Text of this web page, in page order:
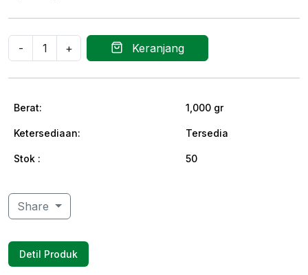
Keranjang
Berat: 1,000 gr
Ketersediaan: Tersedia
Stok : 50
Share
Detil Produk